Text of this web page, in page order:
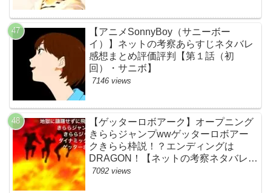
【アニメSonnyBoy（サニーボー
イ）】ネットの考察あらすじネタバレ
感想まとめ評価評判【第１話（初
回）・サニボ】
7146 views
【ゲッターロボアーク】オープニング
きららジャンプwwゲッターロボアー
クきらら枠説！？エンディングは
DRAGON！【ネットの考察ネタバレ感
想まとめ・第１話】
7092 views